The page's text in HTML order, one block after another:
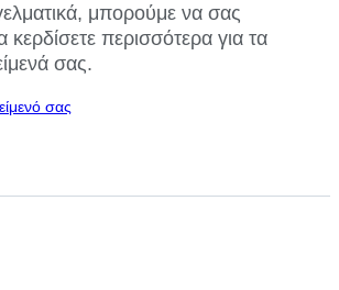
μπορούμε να σας
περισσότερα για τα
σας.
σας